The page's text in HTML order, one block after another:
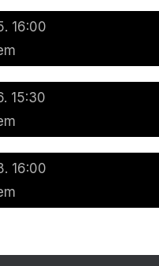
16:00
15:30
16:00